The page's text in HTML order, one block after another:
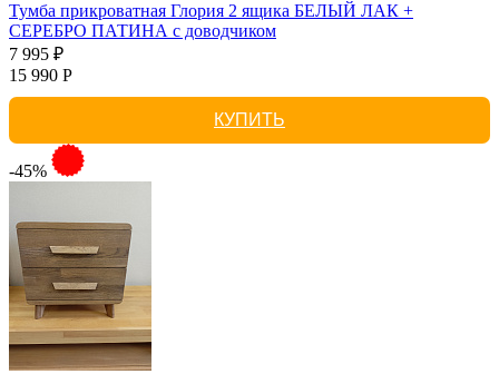
Тумба прикроватная Глория 2 ящика БЕЛЫЙ ЛАК +
СЕРЕБРО ПАТИНА с доводчиком
7 995 ₽
15 990 Р
КУПИТЬ
-45%